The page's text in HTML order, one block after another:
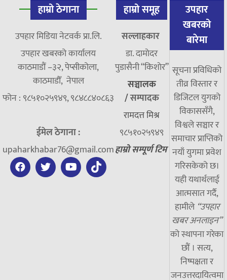
हाम्रो ठेगाना
उपहार मिडिया नेटवर्क प्रा.लि.
उपहार खबरको कार्यालय
काठमाडौं –३२, पेप्सीकोला,
काठमाडौँ, नेपाल
फोन : ९८५१०२५९४९, ९८४८८४०८६३
ईमेल ठेगाना :
upaharkhabar76@gmail.com
हाम्रो समूह
सल्लाहकार
डा. दामाेदर
पुडासैनी “किशाेर”
सञ्चालक
/सम्पादक
रामदत्त मिश्र
९८५१०२५९४९
हाम्रो सम्पूर्ण टिम
उपहार
खबरको
बारेमा
सूचना प्रविधिको
तीव्र विस्तार र
डिजिटल युगको
विकाससँगै,
विश्वले सञ्चार र
समाचार प्राप्तिको
नयाँ युगमा प्रवेश
गरिसकेको छ।
यही यथार्थलाई
आत्मसात गर्दै,
हामीले “उपहार
खबर अनलाइन”
को स्थापना गरेका
छौं । सत्य,
निष्पक्षता र
जनउत्तरदायित्वमा